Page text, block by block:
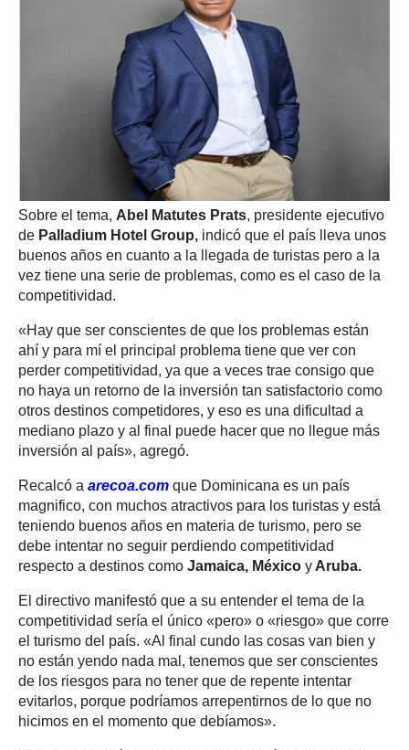
Sobre el tema, Abel Matutes Prats, presidente ejecutivo
de Palladium Hotel Group, indicó que el país lleva unos
buenos años en cuanto a la llegada de turistas pero a la
vez tiene una serie de problemas, como es el caso de la
competitividad.
«Hay que ser conscientes de que los problemas están
ahí y para mí el principal problema tiene que ver con
perder competitividad, ya que a veces trae consigo que
no haya un retorno de la inversión tan satisfactorio como
otros destinos competidores, y eso es una dificultad a
mediano plazo y al final puede hacer que no llegue más
inversión al país», agregó.
Recalcó a arecoa.com que Dominicana es un país
magnifico, con muchos atractivos para los turistas y está
teniendo buenos años en materia de turismo, pero se
debe intentar no seguir perdiendo competitividad
respecto a destinos como Jamaica, México yAruba.
El directivo manifestó que a su entender el tema de la
competitividad sería el único «pero» o «riesgo» que corre
el turismo del país. «Al final cundo las cosas van bien y
no están yendo nada mal, tenemos que ser conscientes
de los riesgos para no tener que de repente intentar
evitarlos, porque podríamos arrepentirnos de lo que no
hicimos en el momento que debíamos».